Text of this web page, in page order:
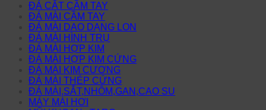
ĐÁ CẮT CẦM TAY
ĐÁ MÀI CẦM TAY
ĐÁ MÀI DAO DẠNG LON
ĐÁ MÀI HÌNH TRỤ
ĐÁ MÀI HỢP KIM
ĐÁ MÀI HỢP KIM CỨNG
ĐÁ MÀI KIM CƯƠNG
ĐÁ MÀI THÉP CỨNG
ĐÁ MÀI,SẮT,NHÔM,GAN,CAO SU
MÁY MÀI HƠI